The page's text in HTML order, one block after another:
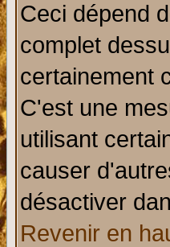
Ceci dépend
complet
certainement
C'est une
utilisant
causer
désactiver
Revenir en